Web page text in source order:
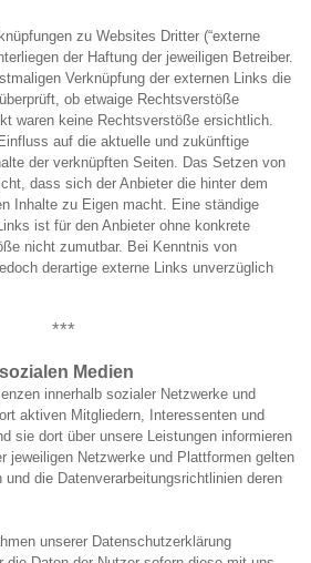
zu Websites Dritter (“externe
der Haftung der jeweiligen Betreiber.
Verknüpfung der externen Links die
ob etwaige Rechtsverstöße
waren keine Rechtsverstöße ersichtlich.
auf die aktuelle und zukünftige
der verknüpften Seiten. Das Setzen von
dass sich der Anbieter die hinter dem
Inhalte zu Eigen macht. Eine ständige
ist für den Anbieter ohne konkrete
nicht zumutbar. Bei Kenntnis von
derartige externe Links unverzüglich
***
Medien
innerhalb sozialer Netzwerke und
aktiven Mitgliedern, Interessenten und
sie dort über unsere Leistungen informieren
jeweiligen Netzwerke und Plattformen gelten
die Datenverarbeitungsrichtlinien deren
unserer Datenschutzerklärung